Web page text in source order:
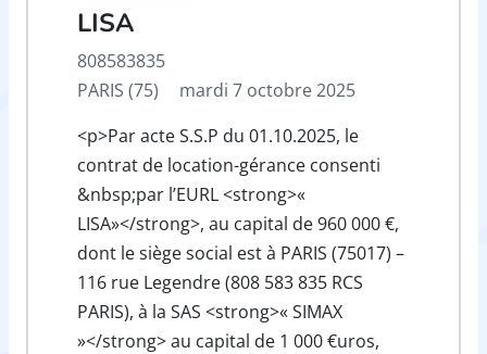
LISA
808583835
PARIS (75)
mardi 7 octobre 2025
<p>Par acte S.S.P du 01.10.2025, le
contrat de location-gérance consenti
&nbsp;par l’EURL <strong>«
LISA»</strong>, au capital de 960 000 €,
dont le siège social est à PARIS (75017) –
116 rue Legendre (808 583 835 RCS
PARIS), à la SAS <strong>« SIMAX
»</strong> au capital de 1 000 €uros,